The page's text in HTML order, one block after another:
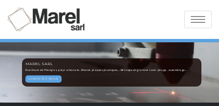
Toggle
MAREL SARL
Fourniture de Plexiglas, polycarbonate, Dibond, plaques plastiques... Découpe et gravure laser, pliage, assemblage...
CONTACTEZ-NOUS